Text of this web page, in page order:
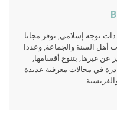
ذات توجه إسلامي, توفر مجانا
السنة والجماعة, وعددا
عن غيرها, بتنوع أقسامها,
في مجالات معرفية عديدة